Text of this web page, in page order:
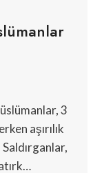
3
aşırılık
Saldırganlar,